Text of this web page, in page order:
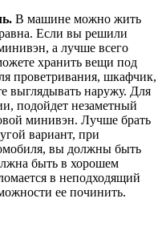
В машине можно жить
Если вы решили
а лучше всего
хранить вещи под
проветривания, шкафчик,
выглядывать наружу. Для
подойдет незаметный
минивэн. Лучше брать
вариант, при
вы должны быть
быть в хорошем
в неподходящий
ее починить.